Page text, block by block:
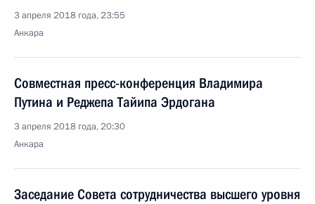
3 апреля 2018 года, 23:55
Анкара
Совместная пресс-конференция Владимира
Путина и Реджепа Тайипа Эрдогана
3 апреля 2018 года, 20:30
Анкара
Заседание Совета сотрудничества высшего уровня